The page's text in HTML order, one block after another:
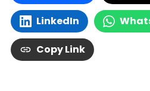
LinkedIn
Copy Link